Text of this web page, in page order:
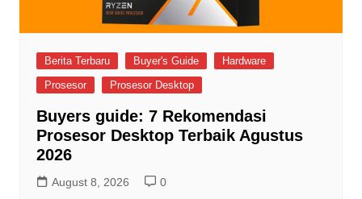
Berita Terbaru Buyer's Guide
Hardware
Prosesor
Prosesor Desktop
Buyers guide: 7 Rekomendasi
Prosesor Desktop Terbaik Agustus
2026
August 8, 2026 0